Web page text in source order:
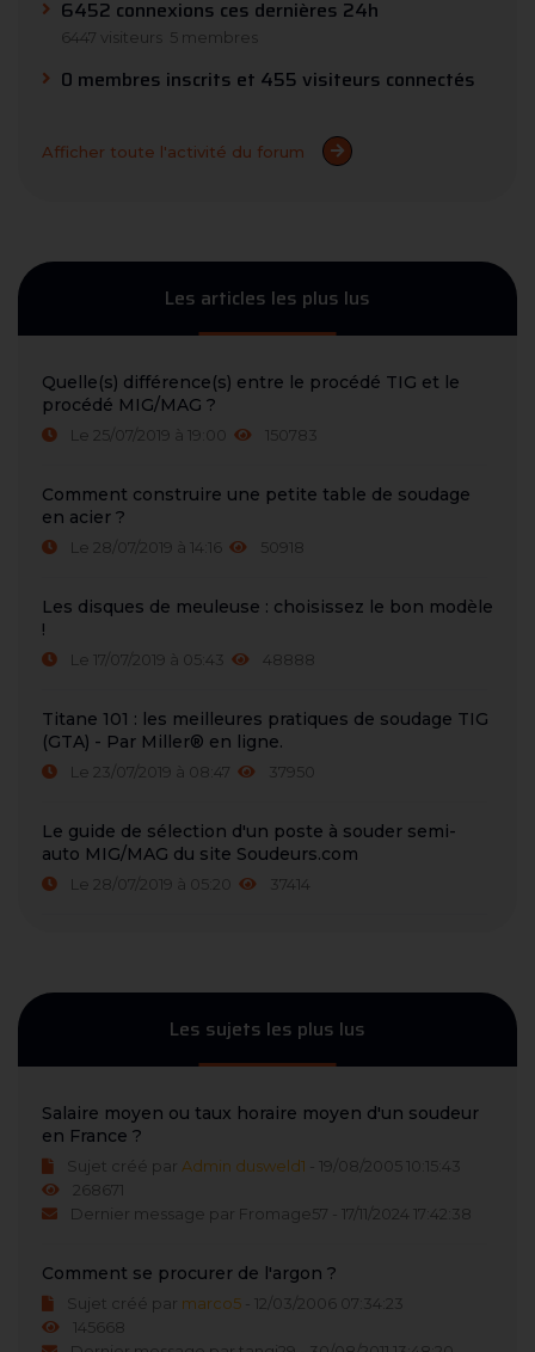
6452 connexions ces dernières 24h
6447 visiteurs 5 membres
0 membres inscrits et 455 visiteurs connectés
Afficher toute l'activité du forum
Les articles les plus lus
Quelle(s) différence(s) entre le procédé TIG et le
procédé MIG/MAG ?
Le 25/07/2019 à 19:00 150783
Comment construire une petite table de soudage
en acier ?
Le 28/07/2019 à 14:16 50918
Les disques de meuleuse : choisissez le bon modèle
!
Le 17/07/2019 à 05:43 48888
Titane 101 : les meilleures pratiques de soudage TIG
(GTA) - Par Miller® en ligne.
Le 23/07/2019 à 08:47 37950
Le guide de sélection d'un poste à souder semi-
auto MIG/MAG du site Soudeurs.com
Le 28/07/2019 à 05:20 37414
Les sujets les plus lus
Salaire moyen ou taux horaire moyen d'un soudeur
en France ?
Sujet créé par Admin dusweld1 - 19/08/2005 10:15:43
268671
Dernier message par Fromage57 - 17/11/2024 17:42:38
Comment se procurer de l'argon ?
Sujet créé par marco5 - 12/03/2006 07:34:23
145668